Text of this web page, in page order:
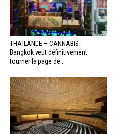
THAÏLANDE – CANNABIS :
Bangkok veut définitivement
tourner la page de...